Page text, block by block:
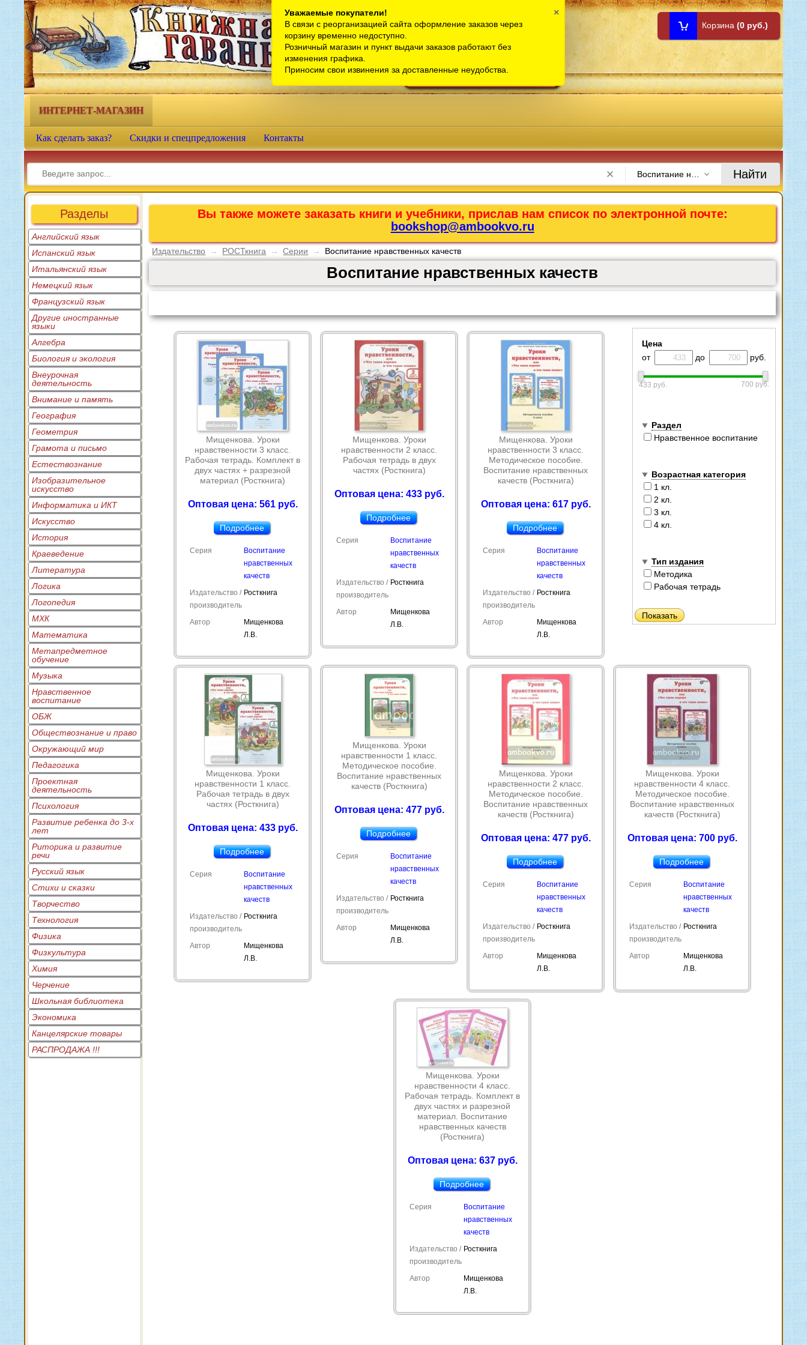
Телефон интернет-магазина:
Телефон розничного магазина:
bookshop@ambookvo.ru
Работаем ежедневно с 10:00 до 21:00
Корзина (0 руб.)
Книжная гавань - интернет-
магазин учебной литературы
ИНТЕРНЕТ-МАГАЗИН
Как сделать заказ? Скидки и спецпредложения Контакты
Найти
Разделы
Английский язык
Испанский язык
Итальянский язык
Немецкий язык
Французский язык
Другие иностранные
языки
Алгебра
Биология и экология
Внеурочная
деятельность
Внимание и память
География
Геометрия
Грамота и письмо
Естествознание
Изобразительное
искусство
Информатика и ИКТ
Искусство
История
Краеведение
Литература
Логика
Логопедия
МХК
Математика
Метапредметное
обучение
Музыка
Нравственное
воспитание
ОБЖ
Обществознание и право
Окружающий мир
Педагогика
Проектная
деятельность
Психология
Развитие ребенка до 3-х
лет
Риторика и развитие
речи
Русский язык
Стихи и сказки
Творчество
Технология
Физика
Физкультура
Химия
Черчение
Школьная библиотека
Экономика
Канцелярские товары
РАСПРОДАЖА !!!
Вы также можете заказать книги и учебники, прислав нам список по электронной почте:
bookshop@ambookvo.ru
Издательство → РОСТкнига → Серии → Воспитание нравственных качеств
Воспитание нравственных качеств
Цена
от
до руб.
433 руб. 700 руб.
Раздел
Нравственное воспитание
Возрастная категория
1 кл.
2 кл.
3 кл.
4 кл.
Тип издания
Методика
Рабочая тетрадь
Мищенкова. Уроки
нравственности 3 класс.
Рабочая тетрадь. Комплект в
двух частях + разрезной
материал (Росткнига)
Оптовая цена: 561 руб.
Подробнее
Серия
Воспитание
нравственных
качеств
Издательство /
производитель
Росткнига
Автор
Мищенкова
Л.В.
Мищенкова. Уроки
нравственности 2 класс.
Рабочая тетрадь в двух
частях (Росткнига)
Оптовая цена: 433 руб.
Подробнее
Серия
Воспитание
нравственных
качеств
Издательство /
производитель
Росткнига
Автор
Мищенкова
Л.В.
Мищенкова. Уроки
нравственности 3 класс.
Методическое пособие.
Воспитание нравственных
качеств (Росткнига)
Оптовая цена: 617 руб.
Подробнее
Серия
Воспитание
нравственных
качеств
Издательство /
производитель
Росткнига
Автор
Мищенкова
Л.В.
Мищенкова. Уроки
нравственности 1 класс.
Рабочая тетрадь в двух
частях (Росткнига)
Оптовая цена: 433 руб.
Подробнее
Серия
Воспитание
нравственных
качеств
Издательство /
производитель
Росткнига
Автор
Мищенкова
Л.В.
Мищенкова. Уроки
нравственности 1 класс.
Методическое пособие.
Воспитание нравственных
качеств (Росткнига)
Оптовая цена: 477 руб.
Подробнее
Серия
Воспитание
нравственных
качеств
Издательство /
производитель
Росткнига
Автор
Мищенкова
Л.В.
Мищенкова. Уроки
нравственности 2 класс.
Методическое пособие.
Воспитание нравственных
качеств (Росткнига)
Оптовая цена: 477 руб.
Подробнее
Серия
Воспитание
нравственных
качеств
Издательство /
производитель
Росткнига
Автор
Мищенкова
Л.В.
Мищенкова. Уроки
нравственности 4 класс.
Методическое пособие.
Воспитание нравственных
качеств (Росткнига)
Оптовая цена: 700 руб.
Подробнее
Серия
Воспитание
нравственных
качеств
Издательство /
производитель
Росткнига
Автор
Мищенкова
Л.В.
Мищенкова. Уроки
нравственности 4 класс.
Рабочая тетрадь. Комплект в
двух частях и разрезной
материал. Воспитание
нравственных качеств
(Росткнига)
Оптовая цена: 637 руб.
Подробнее
Серия
Воспитание
нравственных
качеств
Издательство /
производитель
Росткнига
Автор
Мищенкова
Л.В.
Уважаемые покупатели!
В связи с реорганизацией сайта оформление заказов через
корзину временно недоступно.
Розничный магазин и пункт выдачи заказов работают без
изменения графика.
Приносим свои извинения за доставленные неудобства.
×